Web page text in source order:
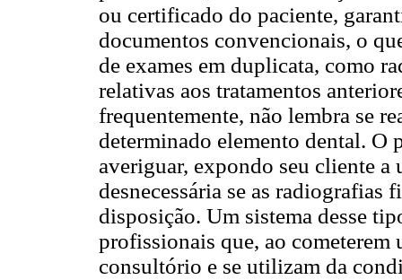
ou certificado do paciente,
documentos convencionais, o
de exames em duplicata, como
relativas aos tratamentos
frequentemente, não lembra se
determinado elemento dental. O
averiguar, expondo seu cliente a
desnecessária se as radiografias
disposição. Um sistema desse
profissionais que, ao cometerem
consultório e se utilizam da